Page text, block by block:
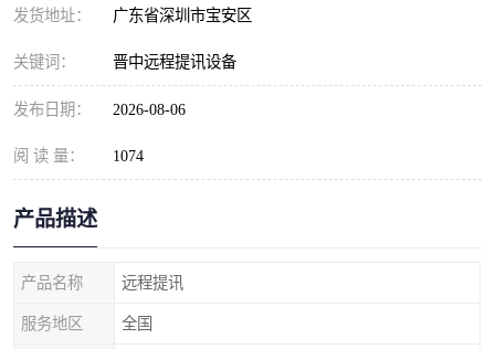
发货地址： 广东省深圳市宝安区
关键词： 晋中远程提讯设备
发布日期： 2026-08-06
阅 读 量： 1074
产品描述
产品名称 远程提讯
服务地区 全国